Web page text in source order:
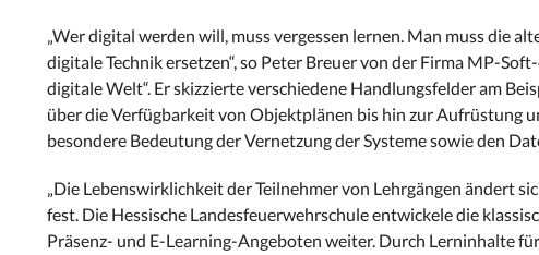
„Wer digital werden will, muss vergessen lernen. Man muss die
digitale Technik ersetzen“, so Peter Breuer von der Firma MP-
digitale Welt“. Er skizzierte verschiedene Handlungsfelder am
über die Verfügbarkeit von Objektplänen bis hin zur Aufrüstung
besondere Bedeutung der Vernetzung der Systeme sowie den
„Die Lebenswirklichkeit der Teilnehmer von Lehrgängen ändert
fest. Die Hessische Landesfeuerwehrschule entwickele die
Präsenz- und E-Learning-Angeboten weiter. Durch Lerninhalte